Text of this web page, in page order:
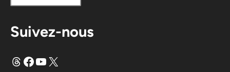
Suivez-nous
FilsFacebook
YouTube
X